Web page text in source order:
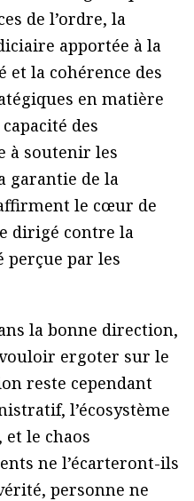
de l’ordre, la
apportée à la
la cohérence des
en matière
des
à soutenir les
garantie de la
le cœur de
dirigé contre la
perçue par les
la bonne direction,
ergoter sur le
reste cependant
l’écosystème
le chaos
ne l’écarteront-ils
personne ne